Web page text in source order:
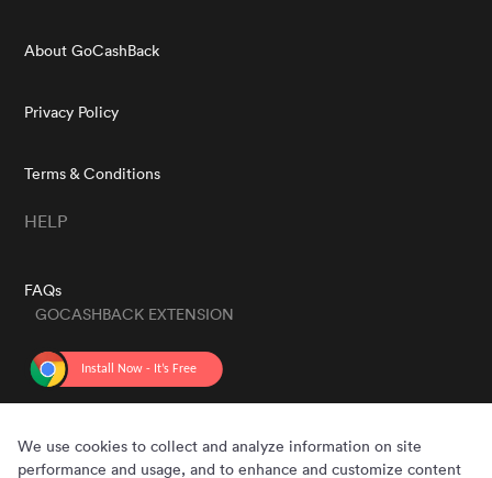
About GoCashBack
Privacy Policy
Terms & Conditions
HELP
FAQs
GOCASHBACK EXTENSION
We use cookies to collect and analyze information on site
performance and usage, and to enhance and customize content